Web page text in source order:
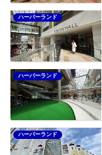
ハーバーランド
ハーバーランド
ハーバーランド